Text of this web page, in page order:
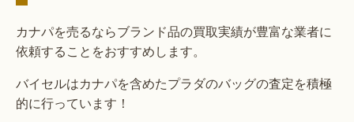
カナパを売るならブランド品の買取実績が豊富な業者に
依頼することをおすすめします。
バイセルはカナパを含めたプラダのバッグの査定を積極
的に行っています！